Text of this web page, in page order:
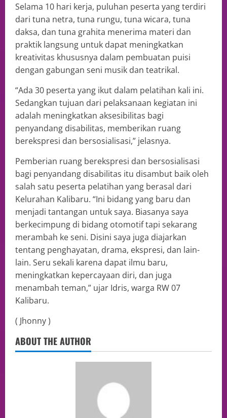
Selama 10 hari kerja, puluhan peserta yang terdiri
dari tuna netra, tuna rungu, tuna wicara, tuna
daksa, dan tuna grahita menerima materi dan
praktik langsung untuk dapat meningkatkan
kreativitas khususnya dalam pembuatan puisi
dengan gabungan seni musik dan teatrikal.
“Ada 30 peserta yang ikut dalam pelatihan kali ini.
Sedangkan tujuan dari pelaksanaan kegiatan ini
adalah meningkatkan aksesibilitas bagi
penyandang disabilitas, memberikan ruang
berekspresi dan bersosialisasi,” jelasnya.
Pemberian ruang berekspresi dan bersosialisasi
bagi penyandang disabilitas itu disambut baik oleh
salah satu peserta pelatihan yang berasal dari
Kelurahan Kalibaru. “Ini bidang yang baru dan
menjadi tantangan untuk saya. Biasanya saya
berkecimpung di bidang otomotif tapi sekarang
merambah ke seni. Disini saya juga diajarkan
tentang penghayatan, drama, ekspresi, dan lain-
lain. Seru sekali karena dapat ilmu baru,
meningkatkan kepercayaan diri, dan juga
menambah teman,” ujar Idris, warga RW 07
Kalibaru.
( Jhonny )
ABOUT THE AUTHOR